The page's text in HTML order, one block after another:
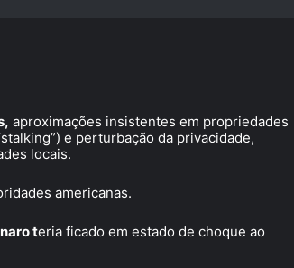
aproximações insistentes em propriedades
e perturbação da privacidade,
locais.
americanas.
teria ficado em estado de choque ao